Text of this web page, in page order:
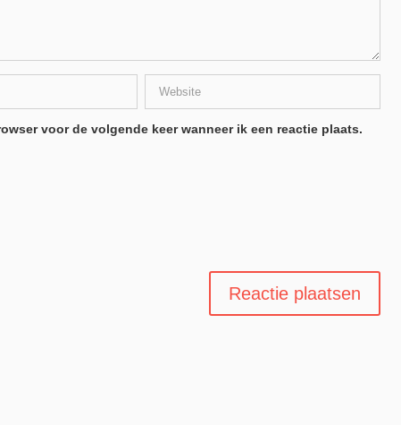
voor de volgende keer wanneer ik een reactie plaats.